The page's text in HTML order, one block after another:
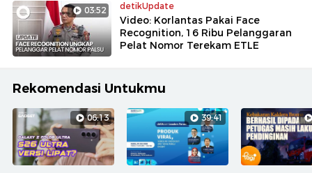
03:52 detikUpdate
Video: Korlantas Pakai Face
Recognition, 16 Ribu Pelanggaran
Pelat Nomor Terekam ETLE
Rekomendasi Untukmu
06:13 39:41